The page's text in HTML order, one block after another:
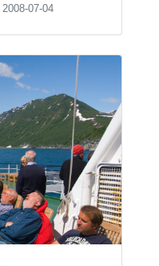
2008-07-04